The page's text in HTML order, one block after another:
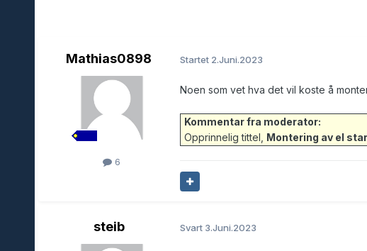
Mathias0898
6
Startet 2.Juni.2023
Noen som vet hva det vil koste å
Kommentar fra moderator:
Opprinnelig tittel, Montering av el
steib Svart 3.Juni.2023